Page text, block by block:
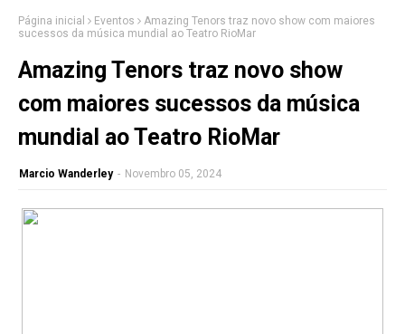
Página inicial Eventos
Amazing Tenors traz novo show com maiores
sucessos da música mundial ao Teatro RioMar
Amazing Tenors traz novo show
com maiores sucessos da música
mundial ao Teatro RioMar
Marcio Wanderley - Novembro 05, 2024